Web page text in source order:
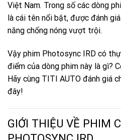
Việt Nam. Trong số các dòng
là cái tên nổi bật, được đánh
năng chống nóng vượt trội.
Vậy phim Photosync IRD có
điểm của dòng phim này là gì?
Hãy cùng TITI AUTO đánh giá
đây!
GIỚI THIỆU VỀ PHIM